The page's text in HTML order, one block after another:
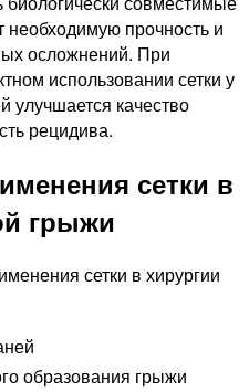
необходимую прочность и
осложнений. При
использовании сетки у
улучшается качество
рецидива.
сетки в
грыжи
сетки в хирургии
образования грыжи